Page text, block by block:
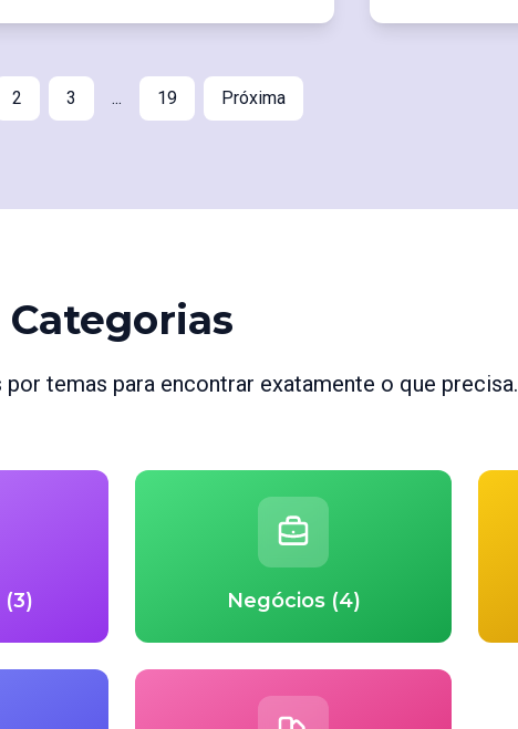
2 3 ... 19 Próxima
Categorias
temas para encontrar exatamente o que precisa.
Negócios (4)